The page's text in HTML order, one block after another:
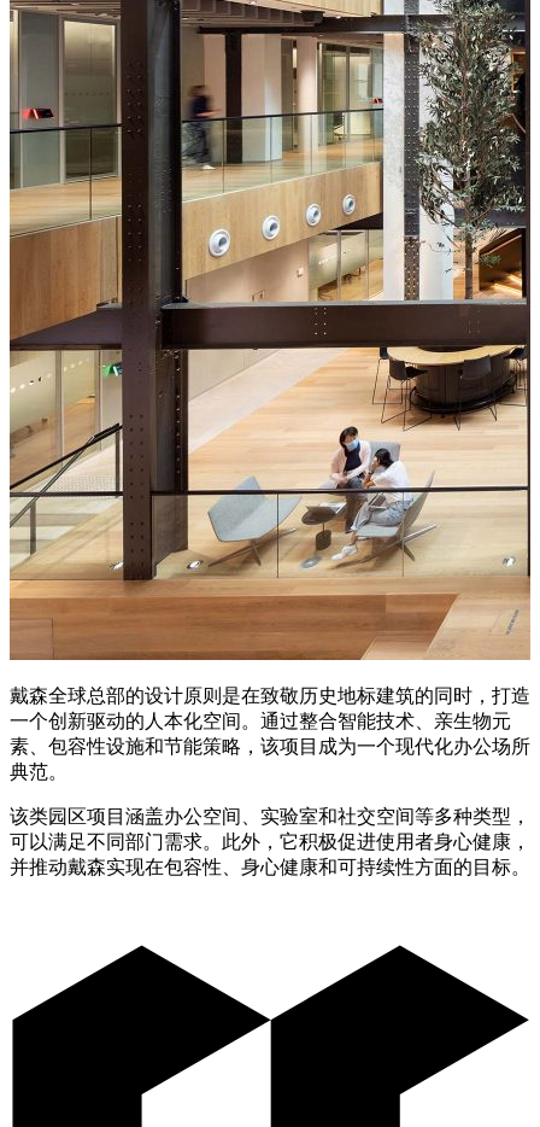
戴森全球总部的设计原则是在致敬历史地标建筑的同时，打造
一个创新驱动的人本化空间。通过整合智能技术、亲生物元
素、包容性设施和节能策略，该项目成为一个现代化办公场所
典范。
该类园区项目涵盖办公空间、实验室和社交空间等多种类型，
可以满足不同部门需求。此外，它积极促进使用者身心健康，
并推动戴森实现在包容性、身心健康和可持续性方面的目标。